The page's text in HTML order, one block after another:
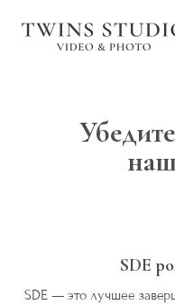
SDE
SDE — это лучшее